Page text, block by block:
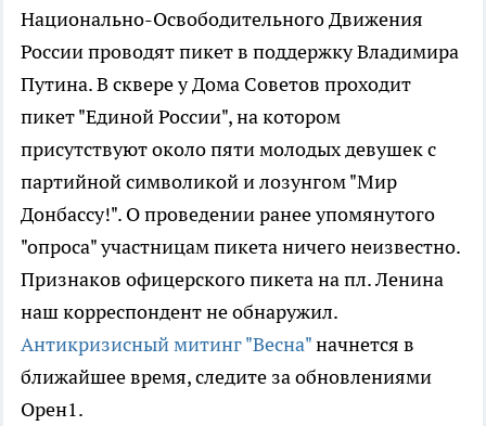
Национально-Освободительного Движения
России проводят пикет в поддержку Владимира
Путина. В сквере у Дома Советов проходит
пикет "Единой России", на котором
присутствуют около пяти молодых девушек с
партийной символикой и лозунгом "Мир
Донбассу!". О проведении ранее упомянутого
"опроса" участницам пикета ничего неизвестно.
Признаков офицерского пикета на пл. Ленина
наш корреспондент не обнаружил.
Антикризисный митинг "Весна"начнется в
ближайшее время, следите за обновлениями
Орен1.